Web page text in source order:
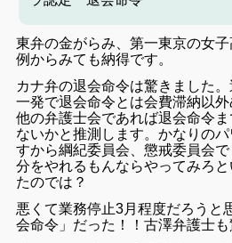
東弁の金がらみ、第一東京の女
例からみても納得です。
カナ弁の退会命令は驚きました
一発で退会命令とは会費滞納以外
他の弁護士会であれば退会命令
ないかと推測します。かなりの
すから綱紀委員会、懲戒委員会
分をやれるもんならやってみろ
たのでは？
悪くて業務停止3月程度だろうと
会命令」だった！！古澤弁護士も